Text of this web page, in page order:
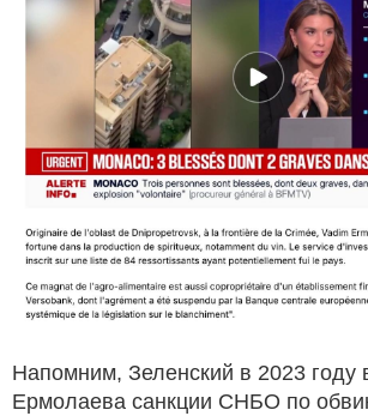
Напомним, Зеленский в 2023 году
Ермолаева санкции СНБО по